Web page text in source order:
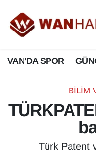
VAN'DA SPOR
BİLİM
Türk Patent
3.SAYFA
ASAYİŞ
BİLİM VE
Biyografi
Van Nöbetçi
Van Hava Durumu
Van Namaz
Van Trafik
Süper Lig Puan